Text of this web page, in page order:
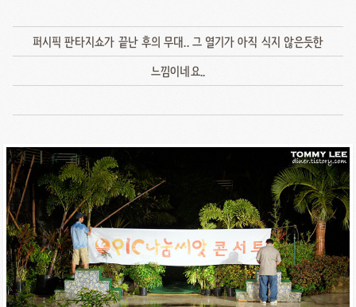
퍼시픽 판타지쇼가 끝난 후의 무대.. 그 열기가 아직 식지 않은듯한
느낌이네요..